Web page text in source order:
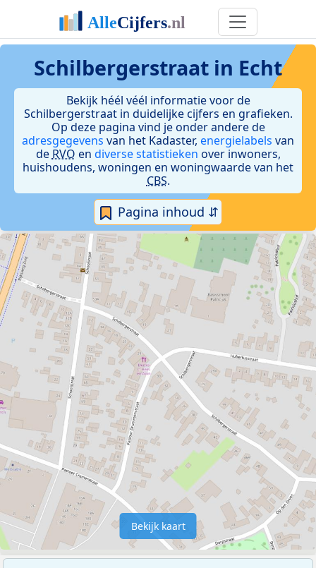
Schilbergerstraat in Echt
Bekijk héél véél informatie voor de
Schilbergerstraat in duidelijke cijfers en grafieken.
Op deze pagina vind je onder andere de
adresgegevens van het Kadaster, energielabels van
de RVO en diverse statistieken over inwoners,
huishoudens, woningen en woningwaarde van het
CBS.
Pagina inhoud ⇵
Bekijk kaart